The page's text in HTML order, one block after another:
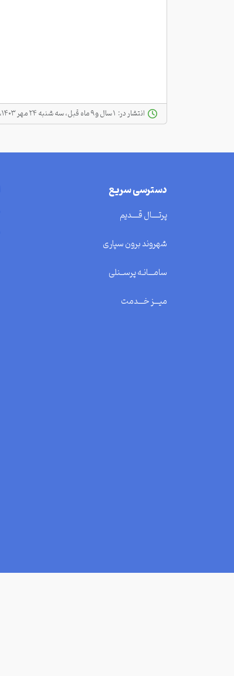
انتشار در:
دسترسی سریع
پرتــــال قــــدیم
شهروند برون سپاری
سامـــانـه پرســنلی
میـــز خـــدمت